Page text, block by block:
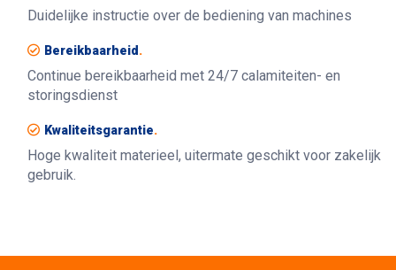
Duidelijke instructie over de bediening van machines
Bereikbaarheid .
Continue bereikbaarheid met 24/7 calamiteiten- en
storingsdienst
Kwaliteitsgarantie.
Hoge kwaliteit materieel, uitermate geschikt voor zakelijk
gebruik.